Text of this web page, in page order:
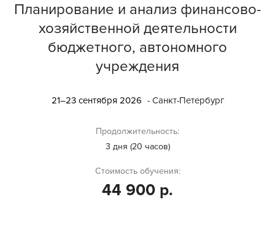
Планирование и анализ финансово-
хозяйственной деятельности
бюджетного, автономного
учреждения
21–23 сентября 2026 - Санкт-Петербург
Продолжительность:
3 дня (20 часов)
Стоимость обучения:
44 900 р.